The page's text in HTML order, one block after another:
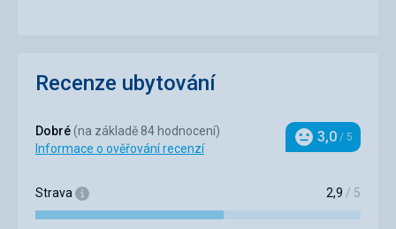
Recenze ubytování
Dobré (na základě 84 hodnocení)
Informace o ověřování recenzí
Hodnocení
3,0 / 5
Strava 2,9 / 5